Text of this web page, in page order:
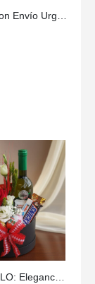
Arreglo CARLO: Elegancia en Rosas con Vino y Chocolates 🍷